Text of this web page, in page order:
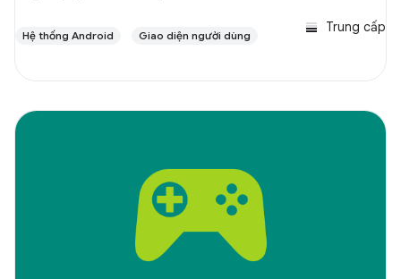
Hệ thống Android Giao diện người dùng
Trung cấp